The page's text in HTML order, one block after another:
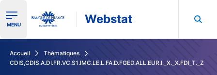
Ouvrir le menu de navigation
MENU Webstat
Accueil
Thématiques
CDIS,CDIS.A.DI.FR.VC.S1.IMC.LE.L.FA.D.FGED.ALL.EUR.I._X._X.FDI_T._Z